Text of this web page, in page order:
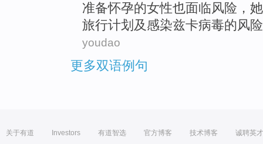
准备怀孕的女性也面临风险，
旅行计划 及 感染兹卡病毒的风险
youdao
更多双语例句
关于有道 Investors 有道智选 官方博客 技术博客 诚聘英才